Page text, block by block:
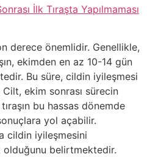
İlk Tıraşta Yapılmaması
derece önemlidir. Genellikle,
ekimden en az 10-14 gün
Bu süre, cildin iyileşmesi
ekim sonrası sürecin
bu hassas dönemde
yol açabilir.
cildin iyileşmesini
olduğunu belirtmektedir.